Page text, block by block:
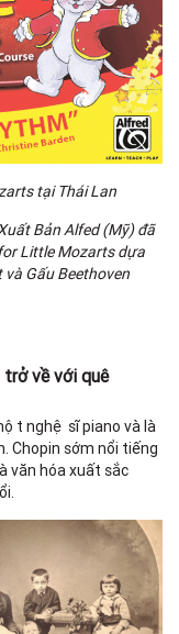
tại Thái Lan
Bản Alfed (Mỹ) đã
Little Mozarts dựa
Gấu Beethoven
về với quê
nghệ sĩ piano và là
Chopin sớm nổi tiếng
văn hóa xuất sắc